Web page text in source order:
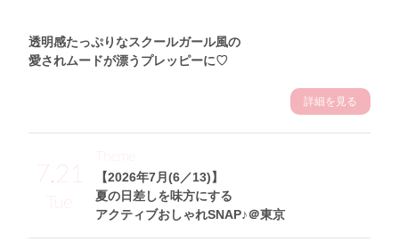
透明感たっぷりなスクールガール風の
愛されムードが漂うプレッピーに♡
詳細を見る
7.21
Tue
【2026年7月(6／13)】
夏の日差しを味方にする
アクティブおしゃれSNAP♪＠東京
Theme